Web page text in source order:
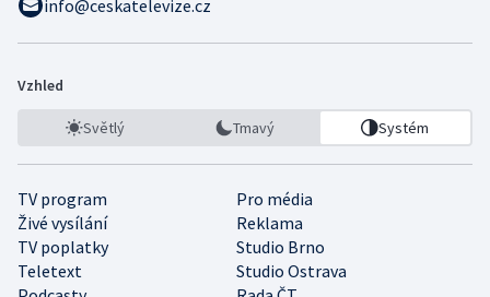
info@ceskatelevize.cz
Vzhled
Světlý Tmavý Systém
TV program
Pro média
Živé vysílání
Reklama
TV poplatky
Studio Brno
Teletext
Studio Ostrava